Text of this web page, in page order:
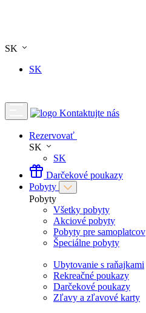
SK
SK
Kontaktujte nás
Rezervovať
SK
SK
Darčekové poukazy
Pobyty
Pobyty
Všetky pobyty
Akciové pobyty
Pobyty pre samoplatcov
Špeciálne pobyty
Ubytovanie s raňajkami
Rekreačné poukazy
Darčekové poukazy
Zľavy a zľavové karty